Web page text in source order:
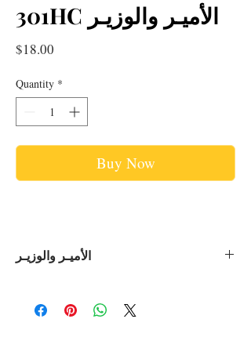
301HC الأميـر والوزيـر
$18.00
Quantity *
Buy Now
الأميـر والوزيـر
هذا الكتاب الرائع برسومه الجميله، من